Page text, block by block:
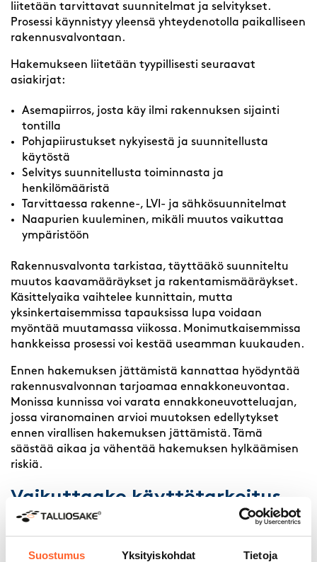
Suostumus Yksityiskohdat Tietoja
liitetään tarvittavat suunnitelmat ja selvitykset.
Prosessi käynnistyy yleensä yhteydenotolla paikalliseen
rakennusvalvontaan.
Hakemukseen liitetään tyypillisesti seuraavat
asiakirjat:
Asemapiirros, josta käy ilmi rakennuksen sijainti
tontilla
Pohjapiirustukset nykyisestä ja suunnitellusta
käytöstä
Selvitys suunnitellusta toiminnasta ja
henkilömääristä
Tarvittaessa rakenne-, LVI- ja sähkösuunnitelmat
Naapurien kuuleminen, mikäli muutos vaikuttaa
ympäristöön
Rakennusvalvonta tarkistaa, täyttääkö suunniteltu
muutos kaavamääräykset ja rakentamismääräykset.
Käsittelyaika vaihtelee kunnittain, mutta
yksinkertaisemmissa tapauksissa lupa voidaan
myöntää muutamassa viikossa. Monimutkaisemmissa
hankkeissa prosessi voi kestää useamman kuukauden.
Ennen hakemuksen jättämistä kannattaa hyödyntää
rakennusvalvonnan tarjoamaa ennakkoneuvontaa.
Monissa kunnissa voi varata ennakkoneuvotteluajan,
jossa viranomainen arvioi muutoksen edellytykset
ennen virallisen hakemuksen jättämistä. Tämä
säästää aikaa ja vähentää hakemuksen hylkäämisen
riskiä.
Vaikuttaako käyttötarkoitus
toimitilan vuokraan tai
hintaan?